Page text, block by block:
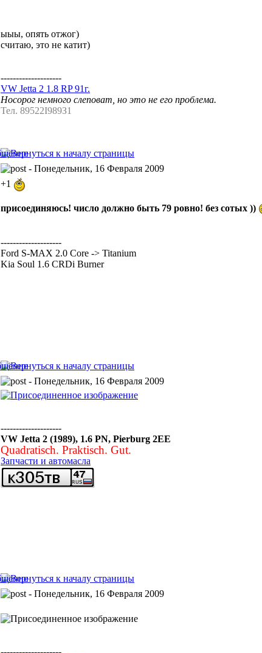
ыыы, опять отжог)
считаю, это не катит)
--------------------
VW Jetta 2 1.8 RP 91г.
Носорог немного слеповат, но это не его проблема.
Тел. 89522I989З1
- Понедельник, 16 Февраля 2009
+1
присоединяюсь! число должно быть 79 ровно! без сотых ))
--------------------
Ford S-MAX 2.0 Core -> Titanium
Kia Soul 1.6 CRDi Burner
- Понедельник, 16 Февраля 2009
--------------------
VW Jetta 2 (1989), 1.6 PN, Pierburg 2EE
Quadratisch. Praktisch. Gut.
Запчасти и автомасла
- Понедельник, 16 Февраля 2009